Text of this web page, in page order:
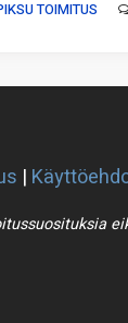
TOIMITUS
|